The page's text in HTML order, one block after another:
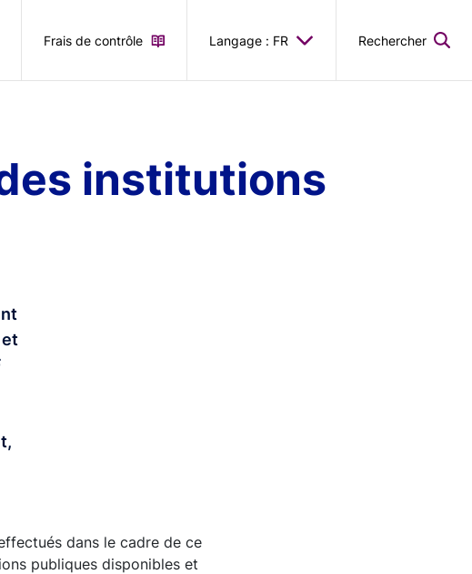
Frais de contrôle Langage : FR Rechercher
institutions
dans le cadre de ce
publiques disponibles et